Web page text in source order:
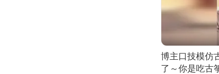
博主口技模仿
了～你是吃古